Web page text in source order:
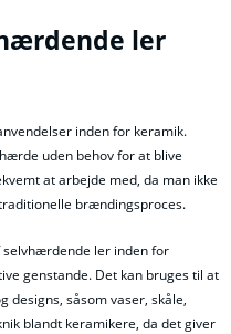
ler
inden for keramik.
uden behov for at blive
at arbejde med, da man ikke
brændingsproces.
selvhærdende ler inden for
genstande. Det kan bruges til at
såsom vaser, skåle,
blandt keramikere, da det giver